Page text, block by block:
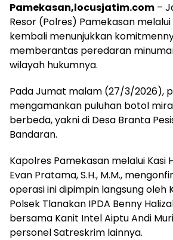
Pamekasan,locusjatim.com –
Resor (Polres) Pamekasan
kembali menunjukkan
memberantas peredaran
wilayah hukumnya.
Pada Jumat malam (27/3/2026),
mengamankan puluhan botol
berbeda, yakni di Desa Branta
Bandaran.
Kapolres Pamekasan melalui ​Kasi
Evan Pratama, S.H., M.M.,
operasi ini dipimpin langsung oleh
Polsek Tlanakan IPDA Benny
bersama Kanit Intel Aiptu Andi
personel Satreskrim lainnya.